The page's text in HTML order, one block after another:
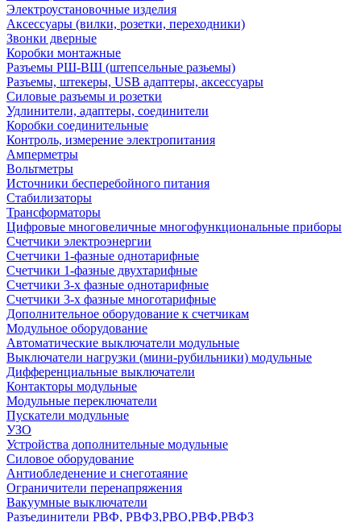
Электроустановочные изделия
Аксессуары (вилки, розетки, переходники)
Звонки дверные
Коробки монтажные
Разъемы РШ-ВШ (штепсельные разьемы)
Разъемы, штекеры, USB адаптеры, аксессуары
Силовые разъемы и розетки
Удлинители, адаптеры, соединители
Коробки соединительные
Контроль, измерение электропитания
Амперметры
Вольтметры
Источники бесперебойного питания
Стабилизаторы
Трансформаторы
Цифровые многовеличные многофункциональные приборы
Счетчики электроэнергии
Счетчики 1-фазные однотарифные
Счетчики 1-фазные двухтарифные
Счетчики 3-х фазные однотарифные
Счетчики 3-х фазные многотарифные
Дополнительное оборудование к счетчикам
Модульное оборудование
Автоматические выключатели модульные
Выключатели нагрузки (мини-рубильники) модульные
Дифференциальные выключатели
Контакторы модульные
Модульные переключатели
Пускатели модульные
УЗО
Устройства дополнительные модульные
Силовое оборудование
Антиобледенение и снеготаяние
Ограничители перенапряжения
Вакуумные выключатели
Разъединители РВФ, РВФЗ,РВО,РВФ,РВФЗ